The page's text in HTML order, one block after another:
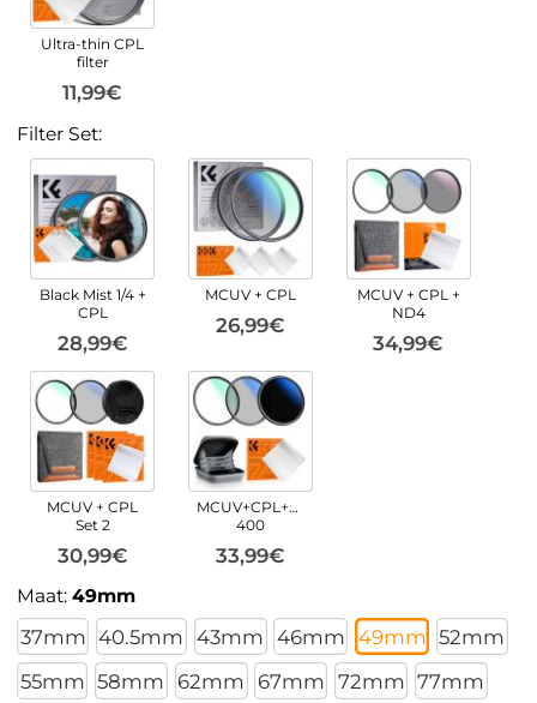
Ultra-thin CPL
filter
11,99€
Filter Set:
Black Mist 1/4 +
CPL
28,99€
MCUV + CPL
26,99€
MCUV + CPL +
ND4
34,99€
MCUV + CPL
Set 2
30,99€
MCUV+CPL+ND2-
400
33,99€
Maat:49mm
37mm 40.5mm 43mm 46mm 49mm 52mm
55mm 58mm 62mm 67mm 72mm 77mm